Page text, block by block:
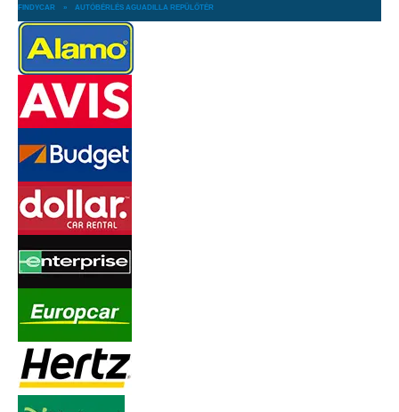
FINDYCAR » AUTÓBÉRLÉS AGUADILLA REPÜLŐTÉR